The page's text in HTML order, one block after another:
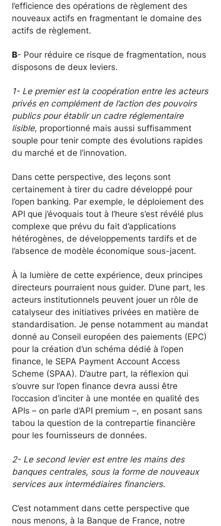
l’efficience des opérations de règlement des
nouveaux actifs en fragmentant le domaine des
actifs de règlement.
B- Pour réduire ce risque de fragmentation, nous
disposons de deux leviers.
1- Le premier est la coopération entre les acteurs
privés en complément de l’action des pouvoirs
publics pour établir un cadre réglementaire
lisible, proportionné mais aussi suffisamment
souple pour tenir compte des évolutions rapides
du marché et de l’innovation.
Dans cette perspective, des leçons sont
certainement à tirer du cadre développé pour
l’open banking. Par exemple, le déploiement des
API que j’évoquais tout à l’heure s’est révélé plus
complexe que prévu du fait d’applications
hétérogènes, de développements tardifs et de
l’absence de modèle économique sous-jacent.
À la lumière de cette expérience, deux principes
directeurs pourraient nous guider. D’une part, les
acteurs institutionnels peuvent jouer un rôle de
catalyseur des initiatives privées en matière de
standardisation. Je pense notamment au mandat
donné au Conseil européen des paiements (EPC)
pour la création d’un schéma dédié à l’open
finance, le SEPA Payment Account Access
Scheme (SPAA). D’autre part, la réflexion qui
s’ouvre sur l’open finance devra aussi être
l’occasion d’inciter à une montée en qualité des
APIs – on parle d’API premium –, en posant sans
tabou la question de la contrepartie financière
pour les fournisseurs de données.
2- Le second levier est entre les mains des
banques centrales, sous la forme de nouveaux
services aux intermédiaires financiers.
C’est notamment dans cette perspective que
nous menons, à la Banque de France, notre